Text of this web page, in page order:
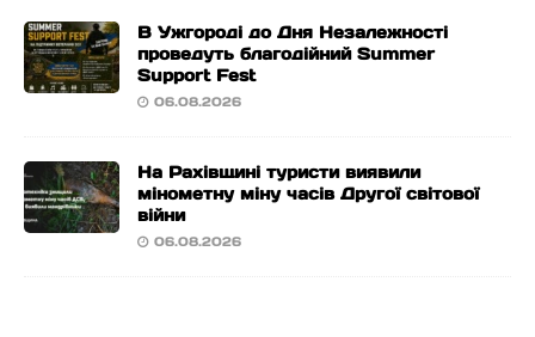
В Ужгороді до Дня Незалежності
проведуть благодійний Summer
Support Fest
06.08.2026
На Рахівщині туристи виявили
мінометну міну часів Другої світової
війни
06.08.2026